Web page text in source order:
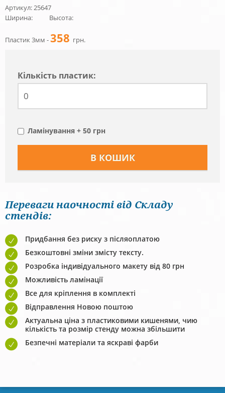
Артикул: 25647
Ширина:
Высота:
Пластик 3мм -358 грн.
Кiлькiсть пластик:
Ламінування + 50 грн
Переваги наочності від Складу
стендів:
Придбання без риску з післяоплатою
Безкоштовні зміни змісту тексту.
Розробка індивідуального макету від 80 грн
Можливість ламінації
Все для кріплення в комплекті
Відправлення Новою поштою
Актуальна ціна з пластиковими кишенями, чию
кількість та розмір стенду можна збільшити
Безпечні матеріали та яскраві фарби